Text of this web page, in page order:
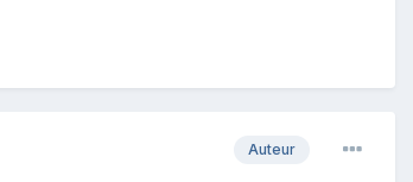
Auteur